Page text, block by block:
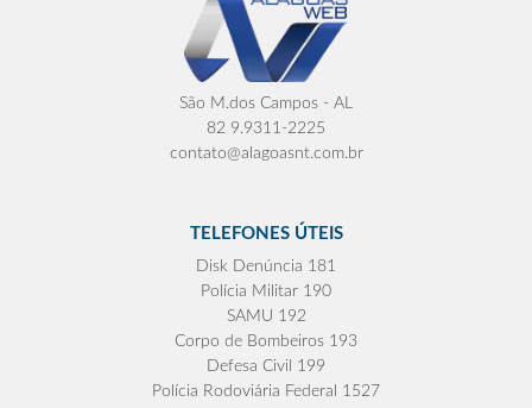
São M.dos Campos - AL
82 9.9311-2225
contato@alagoasnt.com.br
TELEFONES ÚTEIS
Disk Denúncia 181
Polícia Militar 190
SAMU 192
Corpo de Bombeiros 193
Defesa Civil 199
Polícia Rodoviária Federal 1527